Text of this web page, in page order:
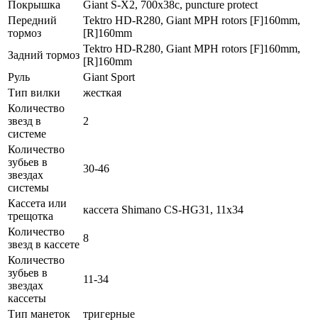
Покрышка
Giant S-X2, 700x38c, puncture protect
Передний
тормоз
Tektro HD-R280, Giant MPH rotors [F]160mm,
[R]160mm
Задний тормоз
Tektro HD-R280, Giant MPH rotors [F]160mm,
[R]160mm
Руль
Giant Sport
Тип вилки
жесткая
Количество
звезд в
системе
2
Количество
зубьев в
звездах
системы
30-46
Кассета или
трещотка
кассета Shimano CS-HG31, 11x34
Количество
звезд в кассете
8
Количество
зубьев в
звездах
кассеты
11-34
Тип манеток
тригерные